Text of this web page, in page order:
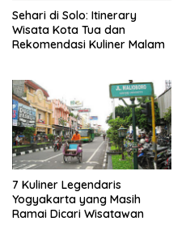
Sehari di Solo: Itinerary
Wisata Kota Tua dan
Rekomendasi Kuliner Malam
7 Kuliner Legendaris
Yogyakarta yang Masih
Ramai Dicari Wisatawan